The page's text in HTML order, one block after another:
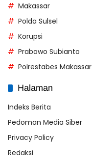
Makassar
Polda Sulsel
Korupsi
Prabowo Subianto
Polrestabes Makassar
Halaman
Indeks Berita
Pedoman Media Siber
Privacy Policy
Redaksi